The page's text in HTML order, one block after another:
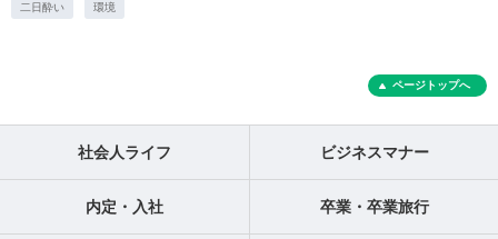
二日酔い 環境
ページトップへ
社会人ライフ ビジネスマナー
内定・入社 卒業・卒業旅行